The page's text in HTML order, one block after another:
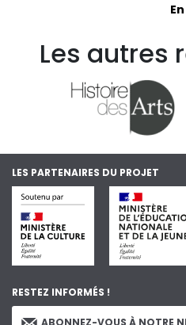
Les autres
LES PARTENAIRES DU PROJET
RESTEZ INFORMÉS !
ABONNEZ-VOUS À NOTRE